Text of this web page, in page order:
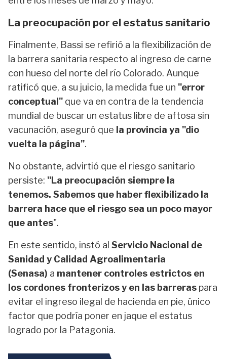
La preocupación por el estatus sanitario
Finalmente, Bassi se refirió a la flexibilización de
la barrera sanitaria respecto al ingreso de carne
con hueso del norte del río Colorado. Aunque
ratificó que, a su juicio, la medida fue un "error
conceptual" que va en contra de la tendencia
mundial de buscar un estatus libre de aftosa sin
vacunación, aseguró que la provincia ya "dio
vuelta la página".
No obstante, advirtió que el riesgo sanitario
persiste: "La preocupación siempre la
tenemos. Sabemos que haber flexibilizado la
barrera hace que el riesgo sea un poco mayor
que antes".
En este sentido, instó al Servicio Nacional de
Sanidad y Calidad Agroalimentaria
(Senasa) a mantener controles estrictos en
los cordones fronterizos y en las barreras para
evitar el ingreso ilegal de hacienda en pie, único
factor que podría poner en jaque el estatus
logrado por la Patagonia.